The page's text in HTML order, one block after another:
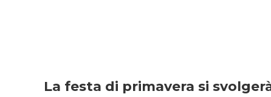
La festa di primavera si